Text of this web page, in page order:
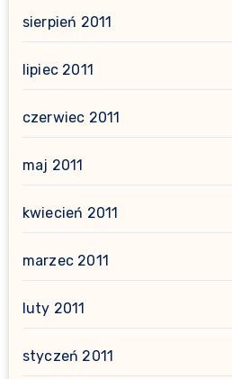
sierpień 2011
lipiec 2011
czerwiec 2011
maj 2011
kwiecień 2011
marzec 2011
luty 2011
styczeń 2011